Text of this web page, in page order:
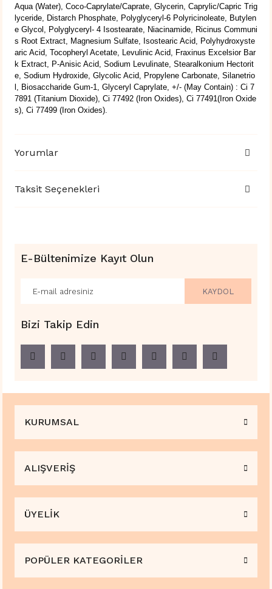
Aqua (Water), Coco-Caprylate/Caprate, Glycerin, Caprylic/Capric Trig
lyceride, Distarch Phosphate, Polyglyceryl-6 Polyricinoleate, Butylen
e Glycol, Polyglyceryl- 4 Isostearate, Niacinamide, Ricinus Communi
s Root Extract, Magnesium Sulfate, Isostearic Acid, Polyhydroxyste
aric Acid, Tocopheryl Acetate, Levulinic Acid, Fraxinus Excelsior Bar
k Extract, P-Anisic Acid, Sodium Levulinate, Stearalkonium Hectorit
e, Sodium Hydroxide, Glycolic Acid, Propylene Carbonate, Silanetrio
l, Biosaccharide Gum-1, Glyceryl Caprylate, +/- (May Contain) : Ci 7
7891 (Titanium Dioxide), Ci 77492 (Iron Oxides), Ci 77491(Iron Oxide
s), Ci 77499 (Iron Oxides).
Yorumlar
Taksit Seçenekleri
E-Bültenimize Kayıt Olun
KAYDOL
Bizi Takip Edin
KURUMSAL
ALIŞVERİŞ
ÜYELİK
POPÜLER KATEGORİLER